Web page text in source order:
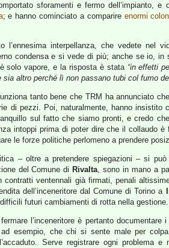
sforamenti e fermo dell’impianto,
; e hanno cominciato a comparire enormi
l’ennesima interpellanza, che vedete
condensa e si vede di più; anche se io,
solo vapore, e la risposta è stata “in effetti
altro perché lì non passano tubi col fumo
tanto bene che TRM ha annunciato
di pezzi. Poi, naturalmente, hanno insistito
sul fatto che siamo pronti, e credo
intoppi prima di poter dire che il collaudo
le forze politiche perlomeno a prendere
– oltre a pretendere spiegazioni – si
del Comune di Rivalta, sono in mano a
contratti ventennali già firmati, penali
dell’inceneritore dal Comune di Torino a
futuri cambiamenti di rotta nella gestione.
l’inceneritore è pertanto
esempio, che chi si sente male per
Serve registrare ogni problema